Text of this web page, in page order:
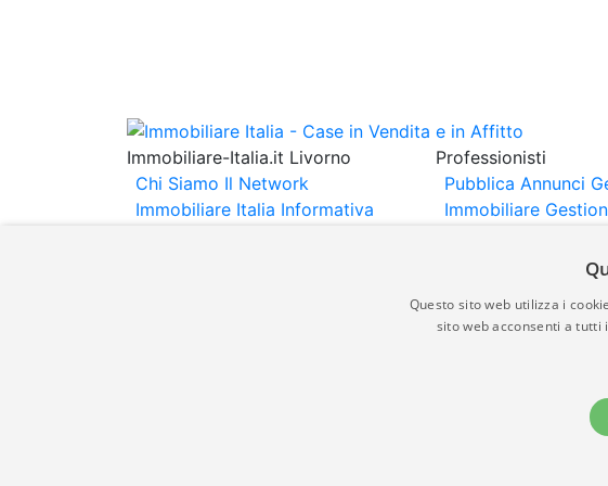
Immobiliare-Italia.it Livorno
Chi Siamo Il Network
Immobiliare Italia Informativa
Professionisti
Pubblica Annunci
Immobiliare
Gli annunci immobiliari presenti su immobiliare-italia.it
italia.it quindi non è responsabile della veridicità, della
Questo sito web utilizza i
sito web acconsenti a tutti